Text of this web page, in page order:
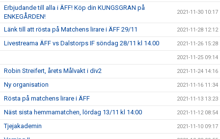
Erbjudande till alla i ÄFF! Köp din KUNGSGRAN på
ENKEGÅRDEN!
2021-11-30 10:17
Länk till att rösta på Matchens lirare i ÄFF 29/11 2021-11-28 12:12
Livestreama ÄFF vs Dalstorps IF söndag 28/11 kl 14.00 2021-11-26 15:28
2021-11-25 09:14
Robin Streifert, årets Målvakt i div2 2021-11-24 14:16
Ny organisation 2021-11-16 11:34
Rösta på matchens lirare i ÄFF 2021-11-13 13:23
Näst sista hemmamatchen, lördag 13/11 kl 14:00 2021-11-12 08:54
Tjejakademin 2021-11-10 09:17